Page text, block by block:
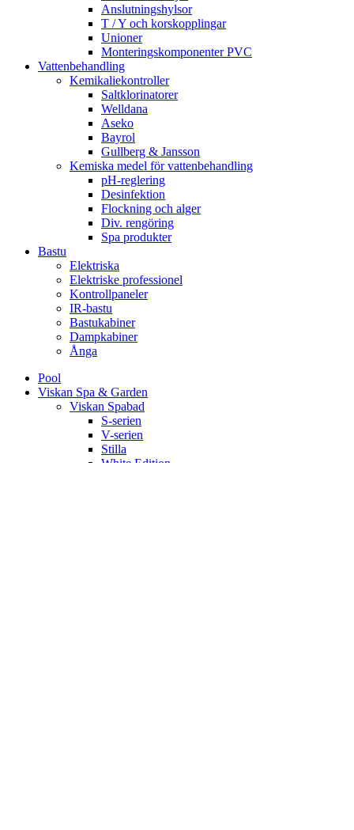
Anslutningshylsor
T / Y och korskopplingar
Unioner
Monteringskomponenter PVC
Vattenbehandling
Kemikaliekontroller
Saltklorinatorer
Welldana
Aseko
Bayrol
Gullberg & Jansson
Kemiska medel för vattenbehandling
pH-reglering
Desinfektion
Flockning och alger
Div. rengöring
Spa produkter
Bastu
Elektriska
Elektriske professionel
Kontrollpaneler
IR-bastu
Bastukabiner
Dampkabiner
Ånga
Pool
Viskan Spa & Garden
Viskan Spabad
S-serien
V-serien
Stilla
White Edition